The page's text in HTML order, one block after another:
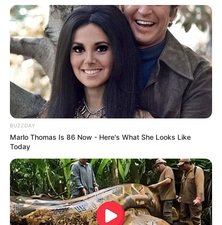
Japan's Oldest Doctors Say Memory Loss Isn't
Age: Just Stop Drinking These 3 Beverages
NEUROMIND PRO
Men 45+ Are Trying This To Perform Better
MEDVI
BUZZDAY
Marlo Thomas Is 86 Now - Here's What She Looks Like
Today